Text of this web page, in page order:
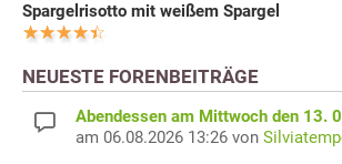
Spargelrisotto mit weißem Spargel
NEUESTE FORENBEITRÄGE
Abendessen am Mittwoch den 13.
am 06.08.2026 13:26 von